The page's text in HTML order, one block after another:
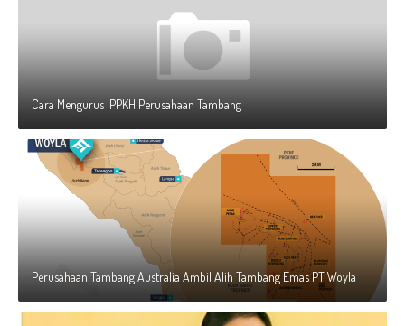
Cara Mengurus IPPKH Perusahaan Tambang
Perusahaan Tambang Australia Ambil Alih Tambang Emas PT Woyla